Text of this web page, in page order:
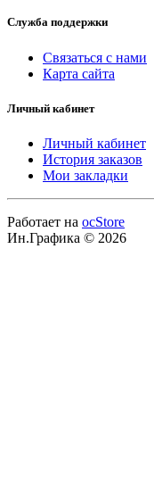
Служба поддержки
Связаться с нами
Карта сайта
Личный кабинет
Личный кабинет
История заказов
Мои закладки
Работает на ocStore
Ин.Графика © 2026